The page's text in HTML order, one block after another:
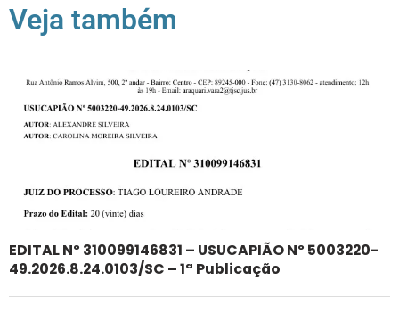
Veja também
EDITAL Nº 310099146831 – USUCAPIÃO Nº 5003220-
49.2026.8.24.0103/SC – 1ª Publicação